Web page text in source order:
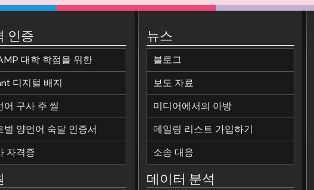
인증
대학 학점을 위한
디지털 배지
어 구사 주 씰
벌 양언어 숙달 인증서
자격증
뉴스
블로그
보도 자료
미디어에서의 아방
메일링 리스트 가입하기
소송 대응
데이터 분석